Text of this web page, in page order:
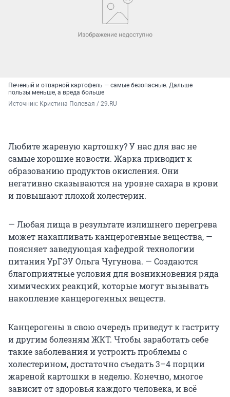
Печеный и отварной картофель — самые безопасные. Дальше
пользы меньше, а вреда больше
Источник: Кристина Полевая / 29.RU
Любите жареную картошку? У нас для вас не
самые хорошие новости. Жарка приводит к
образованию продуктов окисления. Они
негативно сказываются на уровне сахара в крови
и повышают плохой холестерин.
— Любая пища в результате излишнего перегрева
может накапливать канцерогенные вещества, —
поясняет заведующая кафедрой технологии
питания УрГЭУ Ольга Чугунова. — Создаются
благоприятные условия для возникновения ряда
химических реакций, которые могут вызывать
накопление канцерогенных веществ.
Канцерогены в свою очередь приведут к гастриту
и другим болезням ЖКТ. Чтобы заработать себе
такие заболевания и устроить проблемы с
холестерином, достаточно съедать 3–4 порции
жареной картошки в неделю. Конечно, многое
зависит от здоровья каждого человека, и всё